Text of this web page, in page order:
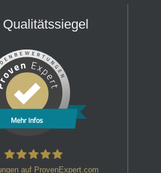
Mehr Infos
auf ProvenExpert.com